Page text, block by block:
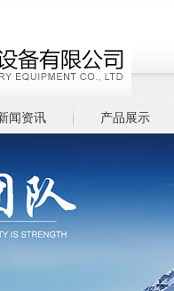
闻资讯 产品展示